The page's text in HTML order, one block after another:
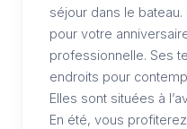
séjour dans le bateau.
pour votre
professionnelle. Ses
endroits pour
Elles sont situées à
En été, vous